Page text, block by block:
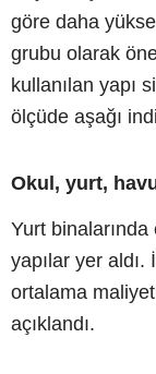
göre daha
grubu olarak
kullanılan yapı
ölçüde aşağı
Okul, yurt,
Yurt binalarında
yapılar yer aldı.
ortalama
açıklandı.